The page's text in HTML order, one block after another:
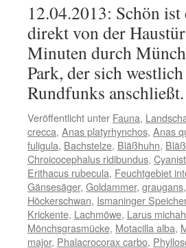
12.04.2013: Schön
direkt von der
Minuten durch
Park, der sich
Rundfunks
Veröffentlicht unter Fauna,
crecca, Anas platyrhynchos, Anas
fuligula, Bachstelze, Bläßhuhn,
Chroicocephalus ridibundus,
Erithacus rubecula, Feuchtgebiet
Gänsesäger, Goldammer, graugans,
Höckerschwan, Ismaninger
Krickente, Lachmöwe, Larus
Mönchsgrasmücke, Motacilla alba,
major, Phalacrocorax carbo,